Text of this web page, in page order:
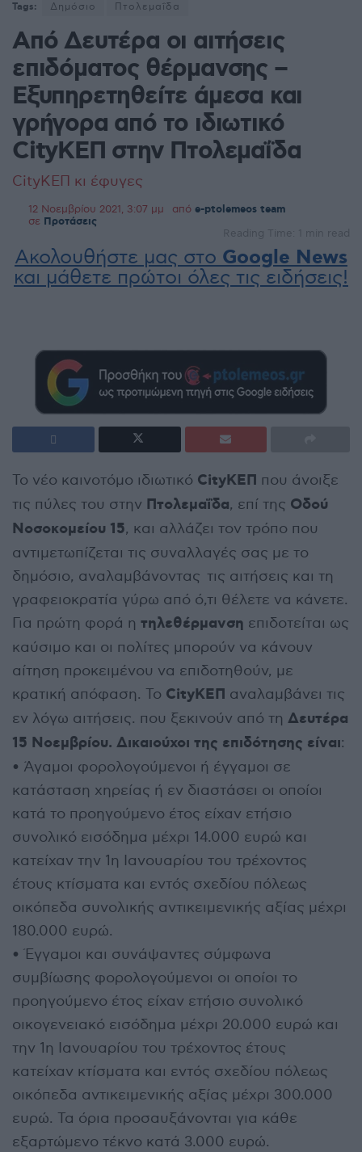
Tags: Δημόσιο Πτολεμαΐδα
Από Δευτέρα οι αιτήσεις
επιδόματος θέρμανσης –
Εξυπηρετηθείτε άμεσα και
γρήγορα από το ιδιωτικό
CityΚΕΠ στην Πτολεμαΐδα
CityΚΕΠ κι έφυγες
12 Νοεμβρίου 2021, 3:07 μμ από e-ptolemeos team
σε Προτάσεις
Reading Time: 1 min read
Ακολουθήστε μας στο Google News
και μάθετε πρώτοι όλες τις ειδήσεις!
Το νέο καινοτόμο ιδιωτικό CityΚΕΠ που άνοιξε
τις πύλες του στην Πτολεμαΐδα, επί της Οδού
Νοσοκομείου 15, και αλλάζει τον τρόπο που
αντιμετωπίζεται τις συναλλαγές σας με το
δημόσιο, αναλαμβάνοντας τις αιτήσεις και τη
γραφειοκρατία γύρω από ό,τι θέλετε να κάνετε.
Για πρώτη φορά η τηλεθέρμανση επιδοτείται ως
καύσιμο και οι πολίτες μπορούν να κάνουν
αίτηση προκειμένου να επιδοτηθούν, με
κρατική απόφαση. Το CityΚΕΠ αναλαμβάνει τις
εν λόγω αιτήσεις. που ξεκινούν από τη Δευτέρα
15 Νοεμβρίου. Δικαιούχοι της επιδότησης είναι:
• Άγαμοι φορολογούμενοι ή έγγαμοι σε
κατάσταση χηρείας ή εν διαστάσει οι οποίοι
κατά το προηγούμενο έτος είχαν ετήσιο
συνολικό εισόδημα μέχρι 14.000 ευρώ και
κατείχαν την 1η Ιανουαρίου του τρέχοντος
έτους κτίσματα και εντός σχεδίου πόλεως
οικόπεδα συνολικής αντικειμενικής αξίας μέχρι
180.000 ευρώ.
• Έγγαμοι και συνάψαντες σύμφωνα
συμβίωσης φορολογούμενοι οι οποίοι το
προηγούμενο έτος είχαν ετήσιο συνολικό
οικογενειακό εισόδημα μέχρι 20.000 ευρώ και
την 1η Ιανουαρίου του τρέχοντος έτους
κατείχαν κτίσματα και εντός σχεδίου πόλεως
οικόπεδα αντικειμενικής αξίας μέχρι 300.000
ευρώ. Τα όρια προσαυξάνονται για κάθε
εξαρτώμενο τέκνο κατά 3.000 ευρώ.